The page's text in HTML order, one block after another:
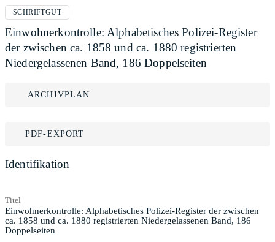
SCHRIFTGUT
Einwohnerkontrolle: Alphabetisches Polizei-Register
der zwischen ca. 1858 und ca. 1880 registrierten
Niedergelassenen Band, 186 Doppelseiten
ARCHIVPLAN
PDF-EXPORT
Identifikation
Titel
Einwohnerkontrolle: Alphabetisches Polizei-Register der zwischen
ca. 1858 und ca. 1880 registrierten Niedergelassenen Band, 186
Doppelseiten